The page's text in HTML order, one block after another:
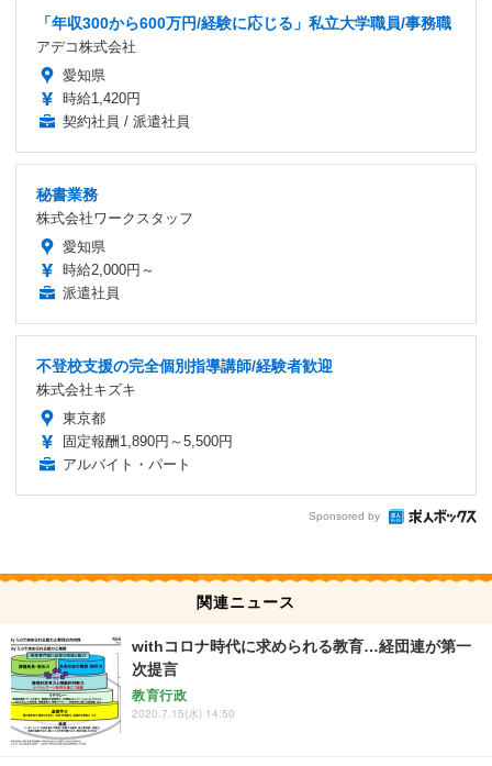
「年収300から600万円/経験に応じる」私立大学職員/事務職
アデコ株式会社
愛知県
時給1,420円
契約社員 / 派遣社員
秘書業務
株式会社ワークスタッフ
愛知県
時給2,000円～
派遣社員
不登校支援の完全個別指導講師/経験者歓迎
株式会社キズキ
東京都
固定報酬1,890円～5,500円
アルバイト・パート
Sponsored by
関連ニュース
withコロナ時代に求められる教育…経団連が第一
次提言
教育行政
2020.7.15(水) 14:50